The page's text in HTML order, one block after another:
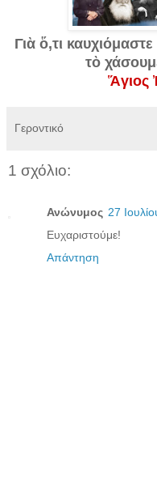
Γιὰ ὅ,τι
τὸ
Ἅγιος
Γεροντικό
1 σχόλιο:
Ανώνυμος 27
Ευχαριστούμε!
Απάντηση